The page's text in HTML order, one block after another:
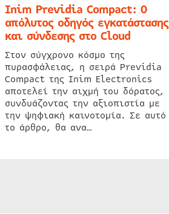
Inim Previdia Compact: Ο
απόλυτος οδηγός εγκατάστασης
και σύνδεσης στο Cloud
Στον σύγχρονο κόσμο της
πυρασφάλειας, η σειρά Previdia
Compact της Inim Electronics
αποτελεί την αιχμή του δόρατος,
συνδυάζοντας την αξιοπιστία με
την ψηφιακή καινοτομία. Σε αυτό
το άρθρο, θα ανα…